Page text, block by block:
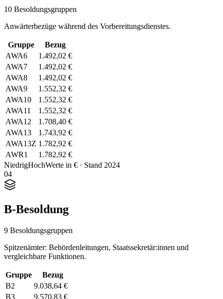
10 Besoldungsgruppen
Anwärterbezüge während des Vorbereitungsdienstes.
Gruppe
Bezug
AWA6
1.492,02 €
AWA7
1.492,02 €
AWA8
1.492,02 €
AWA9
1.552,32 €
AWA10
1.552,32 €
AWA11
1.552,32 €
AWA12
1.708,40 €
AWA13
1.743,92 €
AWA13Z 1.782,92 €
AWR1
1.782,92 €
NiedrigHochWerte in € · Stand 2024
04
B-Besoldung
9 Besoldungsgruppen
Spitzenämter: Behördenleitungen, Staatssekretär:innen und
vergleichbare Funktionen.
Gruppe
Bezug
B2
9.038,64 €
B3
9.570,83 €